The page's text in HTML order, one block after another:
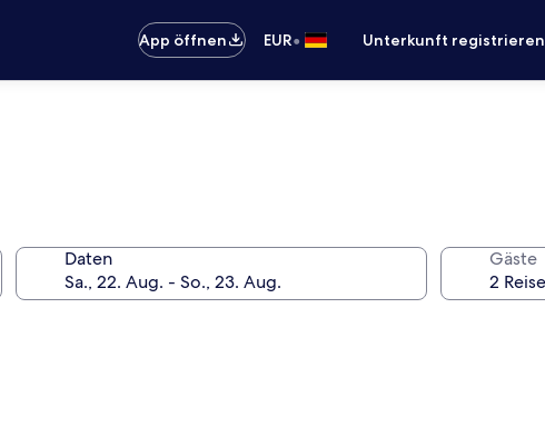
App öffnen
EUR• Unterkunft registrieren
Daten Gäste